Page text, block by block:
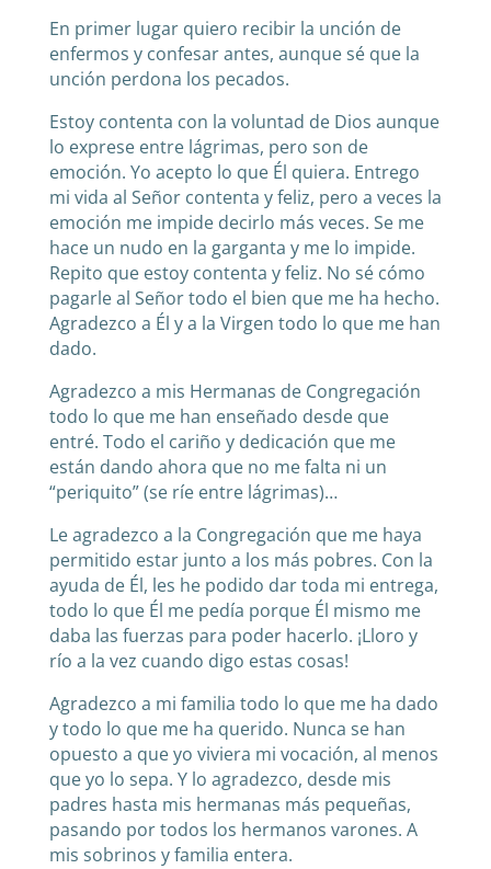
En primer lugar quiero recibir la unción de
enfermos y confesar antes, aunque sé que la
unción perdona los pecados.
Estoy contenta con la voluntad de Dios aunque
lo exprese entre lágrimas, pero son de
emoción. Yo acepto lo que Él quiera. Entrego
mi vida al Señor contenta y feliz, pero a veces la
emoción me impide decirlo más veces. Se me
hace un nudo en la garganta y me lo impide.
Repito que estoy contenta y feliz. No sé cómo
pagarle al Señor todo el bien que me ha hecho.
Agradezco a Él y a la Virgen todo lo que me han
dado.
Agradezco a mis Hermanas de Congregación
todo lo que me han enseñado desde que
entré. Todo el cariño y dedicación que me
están dando ahora que no me falta ni un
“periquito” (se ríe entre lágrimas)…
Le agradezco a la Congregación que me haya
permitido estar junto a los más pobres. Con la
ayuda de Él, les he podido dar toda mi entrega,
todo lo que Él me pedía porque Él mismo me
daba las fuerzas para poder hacerlo. ¡Lloro y
río a la vez cuando digo estas cosas!
Agradezco a mi familia todo lo que me ha dado
y todo lo que me ha querido. Nunca se han
opuesto a que yo viviera mi vocación, al menos
que yo lo sepa. Y lo agradezco, desde mis
padres hasta mis hermanas más pequeñas,
pasando por todos los hermanos varones. A
mis sobrinos y familia entera.